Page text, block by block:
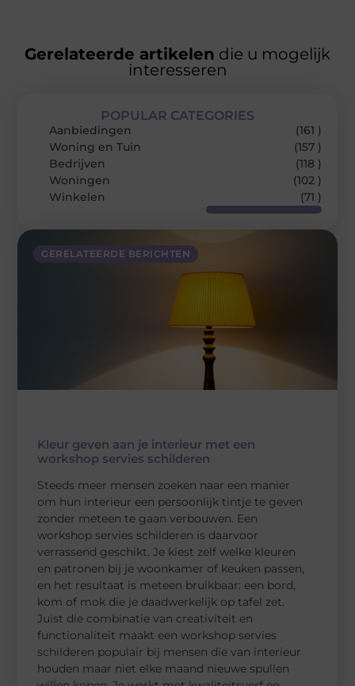
Gerelateerde artikelen die u mogelijk
interesseren
GERELATEERDE BERICHTEN
Kleur geven aan je interieur met een
workshop servies schilderen
Steeds meer mensen zoeken naar een manier
om hun interieur een persoonlijk tintje te geven
zonder meteen te gaan verbouwen. Een
workshop servies schilderen is daarvoor
verrassend geschikt. Je kiest zelf welke kleuren
en patronen bij je woonkamer of keuken passen,
en het resultaat is meteen bruikbaar: een bord,
kom of mok die je daadwerkelijk op tafel zet.
Juist die combinatie van creativiteit en
functionaliteit maakt een workshop servies
schilderen populair bij mensen die van interieur
houden maar niet elke maand nieuwe spullen
POPULAR CATEGORIES
Aanbiedingen
(161 )
Woning en Tuin
(157 )
Bedrijven
(118 )
Woningen
(102 )
Winkelen
(71 )